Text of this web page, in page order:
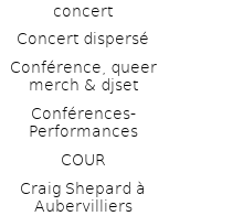
concert
Concert dispersé
Conférence, queer
merch & djset
Conférences-
Performances
COUR
Craig Shepard à
Aubervilliers